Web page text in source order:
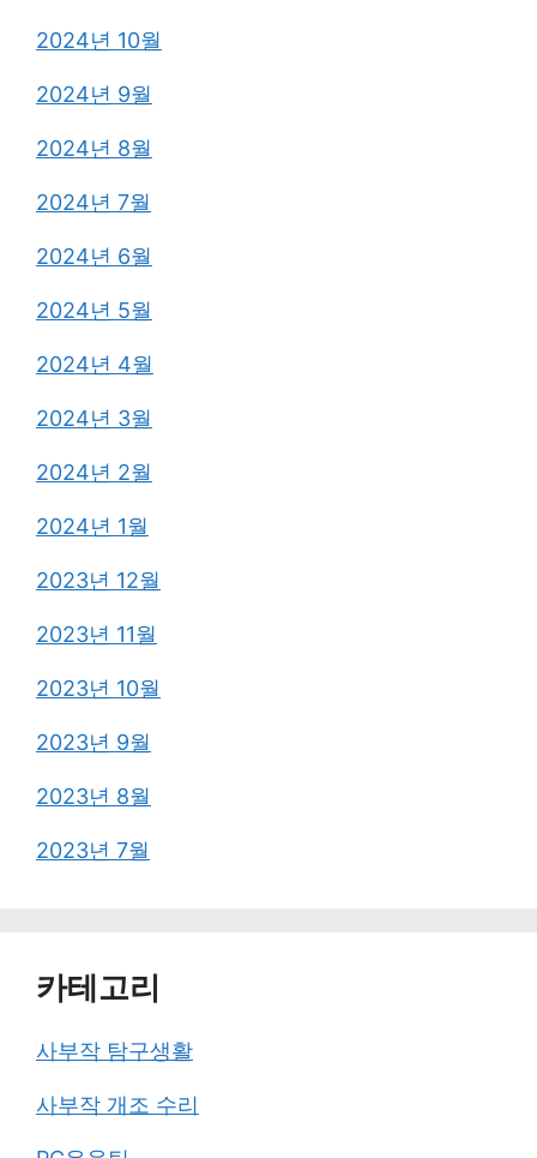
2024년 10월
2024년 9월
2024년 8월
2024년 7월
2024년 6월
2024년 5월
2024년 4월
2024년 3월
2024년 2월
2024년 1월
2023년 12월
2023년 11월
2023년 10월
2023년 9월
2023년 8월
2023년 7월
카테고리
사부작 탐구생활
사부작 개조 수리